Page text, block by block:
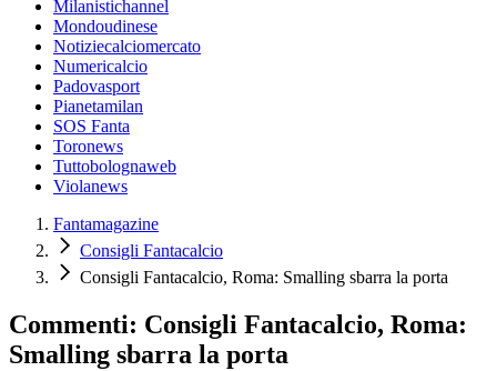
Milanistichannel
Mondoudinese
Notiziecalciomercato
Numericalcio
Padovasport
Pianetamilan
SOS Fanta
Toronews
Tuttobolognaweb
Violanews
Fantamagazine
Consigli Fantacalcio
Consigli Fantacalcio, Roma: Smalling sbarra la porta
Commenti: Consigli Fantacalcio, Roma:
Smalling sbarra la porta